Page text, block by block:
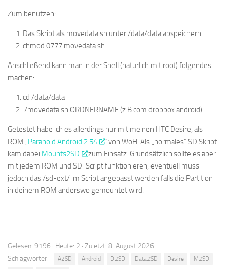
Zum benutzen:
Das Skript als movedata.sh unter /data/data abspeichern
chmod 0777 movedata.sh
Anschließend kann man in der Shell (natürlich mit root) folgendes
machen:
cd /data/data
./movedata.sh ORDNERNAME (z.B com.dropbox.android)
Getestet habe ich es allerdings nur mit meinen HTC Desire, als
ROM „Paranoid Android 2.54
“ von WoH. Als „normales“ SD Skript
kam dabei Mounts2SD
zum Einsatz. Grundsätzlich sollte es aber
mit jedem ROM und SD-Script funktionieren, eventuell muss
jedoch das /sd-ext/ im Script angepasst werden falls die Partition
in deinem ROM anderswo gemountet wird.
Gelesen: 9196 · Heute: 2 · Zuletzt: 8. August 2026
Schlagwörter:
A2SD Android D2SD Data2SD Desire
M2SD